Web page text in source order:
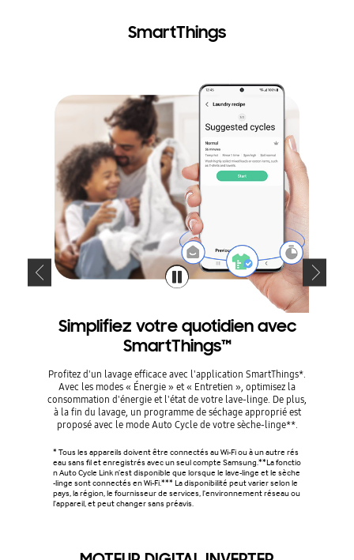
SmartThings
Simplifiez votre quotidien avec
SmartThings™
Profitez d'un lavage efficace avec l'application SmartThings*.
Avec les modes « Énergie » et « Entretien », optimisez la
consommation d'énergie et l'état de votre lave-linge. De plus,
à la fin du lavage, un programme de séchage approprié est
proposé avec le mode Auto Cycle de votre sèche-linge**.
* Tous les appareils doivent être connectés au Wi-Fi ou à un autre rés
eau sans fil et enregistrés avec un seul compte Samsung.**La fonctio
n Auto Cycle Link n’est disponible que lorsque le lave-linge et le sèche
-linge sont connectés en Wi-Fi.*** La disponibilité peut varier selon le
pays, la région, le fournisseur de services, l'environnement réseau ou
l'appareil, et peut changer sans préavis.